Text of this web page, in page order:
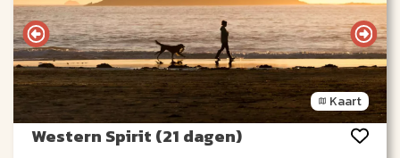
Kaart
Western Spirit (21 dagen)